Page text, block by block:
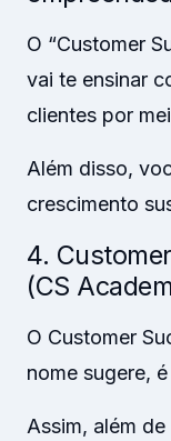
O “Customer
vai te ensinar
clientes por
Além disso,
crescimento
4.
(CS
O Customer
nome sugere,
Assim, além